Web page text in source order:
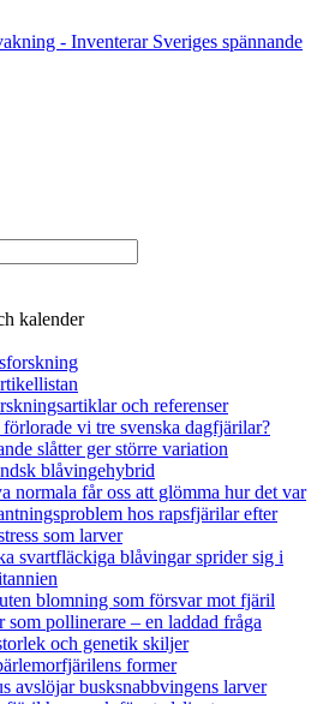
kalender
och referenser
vi tre svenska dagfjärilar?
slåtter ger större variation
blåvingehybrid
normala får oss att glömma hur det var
hos rapsfjärilar efter
som larver
svartfläckiga blåvingar sprider sig i
blomning som försvar mot fjäril
som pollinerare – en laddad fråga
och genetik skiljer
former
avslöjar busksnabbvingens larver